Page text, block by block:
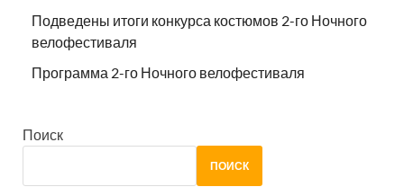
Подведены итоги конкурса костюмов 2-го Ночного
велофестиваля
Программа 2-го Ночного велофестиваля
Поиск
ПОИСК